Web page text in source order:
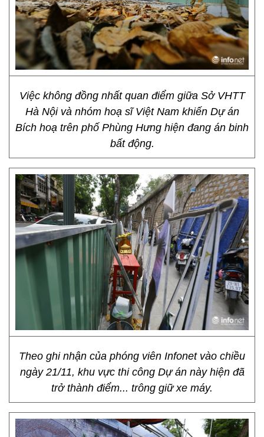
Việc không đồng nhất quan điểm giữa Sở VHTT
Hà Nội và nhóm hoạ sĩ Việt Nam khiến Dự án
Bích hoạ trên phố Phùng Hưng hiện đang án binh
bất động.
Theo ghi nhận của phóng viên Infonet vào chiều
ngày 21/11, khu vực thi công Dự án này hiện đã
trở thành điểm... trông giữ xe máy.